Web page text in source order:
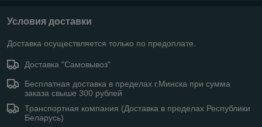
Условия доставки
Доставка осуществляется только по предоплате.
Доставка "Самовывоз"
Бесплатная доставка в пределах г.Минска при сумма
заказа свыше 300 рублей
Транспортная компания (Доставка в пределах Республики
Беларусь)